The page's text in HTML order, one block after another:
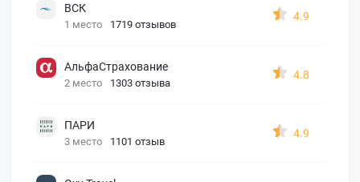
ВСК
1 место 1719 отзывов
4.9
АльфаСтрахование
2 место 1303 отзыва
4.8
ПАРИ
3 место 1101 отзыв
4.9